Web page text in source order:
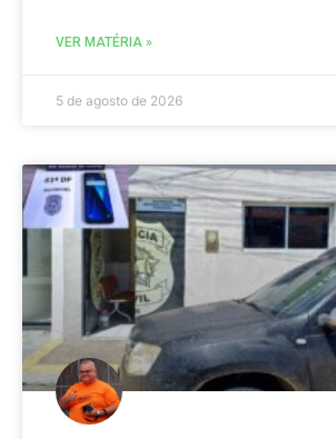
VER MATÉRIA »
5 de agosto de 2026